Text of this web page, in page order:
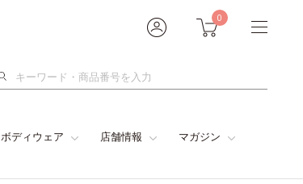
0
検
ボディウェア 店舗情報 マガジン